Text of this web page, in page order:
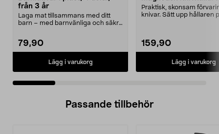
från 3 år
Laga mat tillsammans med ditt
barn – med barnvänliga och säkra
79,90
Lägg i varukorg
Praktisk, skonsam
knivar. Sätt upp hållaren
159,90
Lägg i varukorg
Passande tillbehör